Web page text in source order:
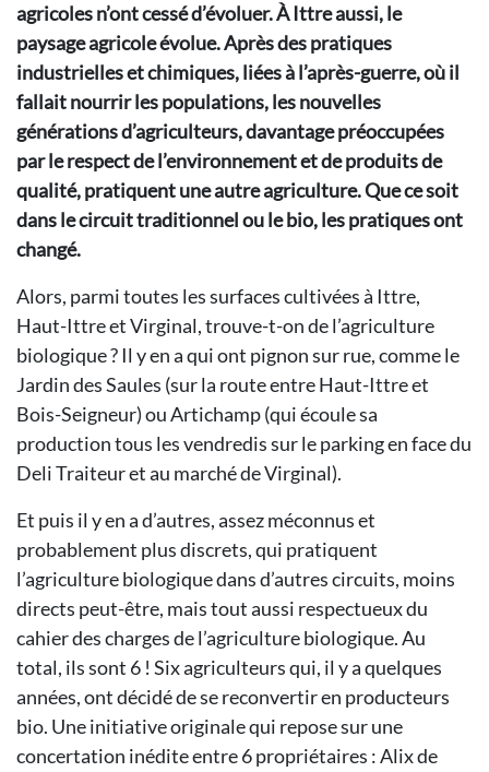
agricoles n’ont cessé d’évoluer. À Ittre aussi, le
paysage agricole évolue. Après des pratiques
industrielles et chimiques, liées à l’après-guerre, où il
fallait nourrir les populations, les nouvelles
générations d’agriculteurs, davantage préoccupées
par le respect de l’environnement et de produits de
qualité, pratiquent une autre agriculture. Que ce soit
dans le circuit traditionnel ou le bio, les pratiques ont
changé.
Alors, parmi toutes les surfaces cultivées à Ittre,
Haut-Ittre et Virginal, trouve-t-on de l’agriculture
biologique ? Il y en a qui ont pignon sur rue, comme le
Jardin des Saules (sur la route entre Haut-Ittre et
Bois-Seigneur) ou Artichamp (qui écoule sa
production tous les vendredis sur le parking en face du
Deli Traiteur et au marché de Virginal).
Et puis il y en a d’autres, assez méconnus et
probablement plus discrets, qui pratiquent
l’agriculture biologique dans d’autres circuits, moins
directs peut-être, mais tout aussi respectueux du
cahier des charges de l’agriculture biologique. Au
total, ils sont 6 ! Six agriculteurs qui, il y a quelques
années, ont décidé de se reconvertir en producteurs
bio. Une initiative originale qui repose sur une
concertation inédite entre 6 propriétaires : Alix de